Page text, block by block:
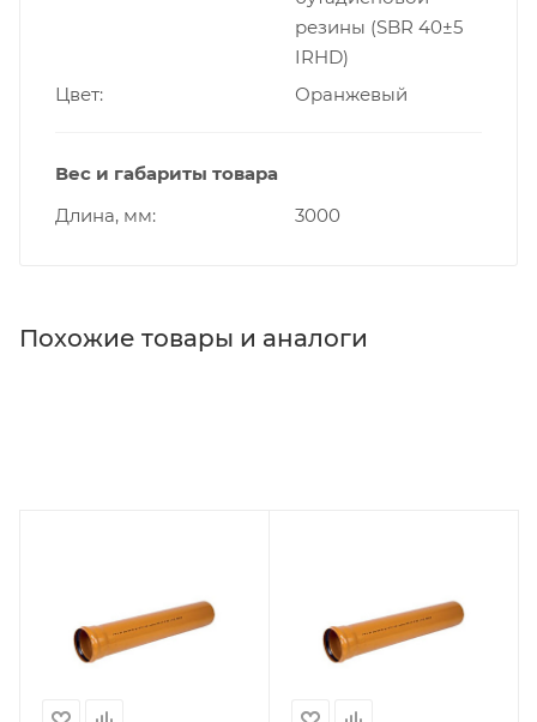
резины (SBR 40±5
IRHD)
Цвет
Оранжевый
Вес и габариты товара
Длина, мм
3000
Похожие товары и аналоги